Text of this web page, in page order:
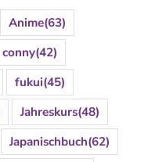
Anime(63)
conny(42)
fukui(45)
Jahreskurs(48)
Japanischbuch(62)